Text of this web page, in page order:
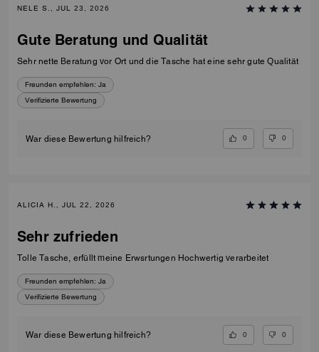
NELE S., JUL 23, 2026
Gute Beratung und Qualität
Sehr nette Beratung vor Ort und die Tasche hat eine sehr gute Qualität
Freunden empfehlen: Ja
Verifizierte Bewertung
War diese Bewertung hilfreich? 0 0
ALICIA H., JUL 22, 2026
Sehr zufrieden
Tolle Tasche, erfüllt meine Erwsrtungen Hochwertig verarbeitet
Freunden empfehlen: Ja
Verifizierte Bewertung
War diese Bewertung hilfreich? 0 0